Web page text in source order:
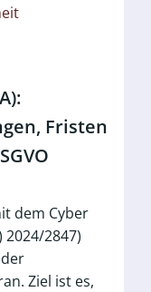
Fristen
dem Cyber
2024/2847)
Ziel ist es,